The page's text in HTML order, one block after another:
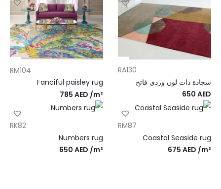
RA130
سجادة ذات لون وردي فاتح
650 AED
RM104
Fanciful paisley rug
785 AED /m²
RM87
Coastal Seaside rug
675 AED /m²
RK82
Numbers rug
650 AED /m²